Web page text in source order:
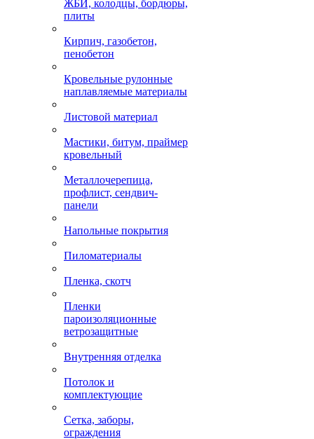
ЖБИ, колодцы, бордюры,
плиты
Кирпич, газобетон,
пенобетон
Кровельные рулонные
наплавляемые материалы
Листовой материал
Мастики, битум, праймер
кровельный
Металлочерепица,
профлист, сендвич-
панели
Напольные покрытия
Пиломатериалы
Пленка, скотч
Пленки
пароизоляционные
ветрозащитные
Внутренняя отделка
Потолок и
комплектующие
Сетка, заборы,
ограждения